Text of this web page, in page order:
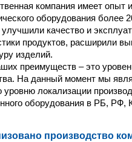
компания имеет опыт
оборудования более
качество и
продуктов, расширили
изделий.
преимуществ – это
На данный момент мы
уровню локализации
оборудования в РБ, РФ,
производство